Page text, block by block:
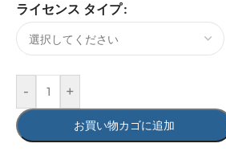
ライセンス タイプ
- +
お買い物カゴに追加